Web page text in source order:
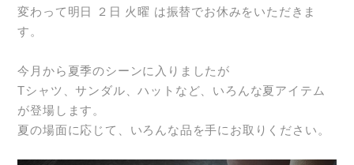
変わって明日 ２日 火曜 は振替でお休みをいただきま
す。
今月から夏季のシーンに入りましたが
Tシャツ、サンダル、ハットなど、いろんな夏アイテム
が登場します。
夏の場面に応じて、いろんな品を手にお取りください。